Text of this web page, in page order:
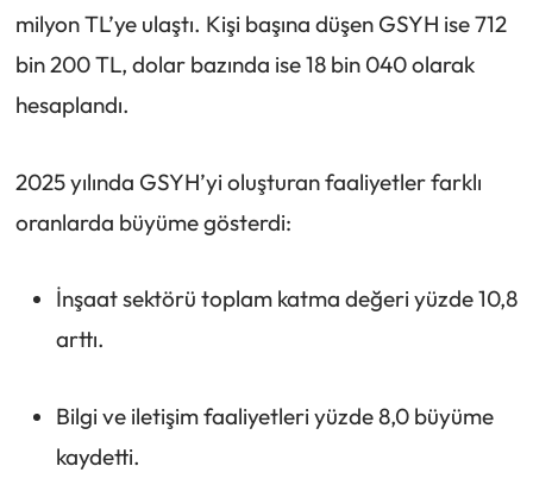
milyon TL’ye ulaştı. Kişi başına düşen GSYH ise 712
bin 200 TL, dolar bazında ise 18 bin 040 olarak
hesaplandı.
2025 yılında GSYH’yi oluşturan faaliyetler farklı
oranlarda büyüme gösterdi:
İnşaat sektörü toplam katma değeri yüzde 10,8
arttı.
Bilgi ve iletişim faaliyetleri yüzde 8,0 büyüme
kaydetti.